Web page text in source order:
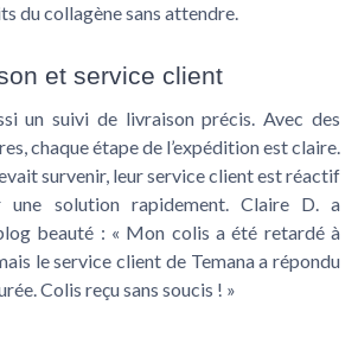
du collagène sans attendre.
et service client
un suivi de livraison précis. Avec des
chaque étape de l’expédition est claire.
survenir, leur service client est réactif
solution rapidement. Claire D. a
beauté : « Mon colis a été retardé à
le service client de Temana a répondu
Colis reçu sans soucis ! »